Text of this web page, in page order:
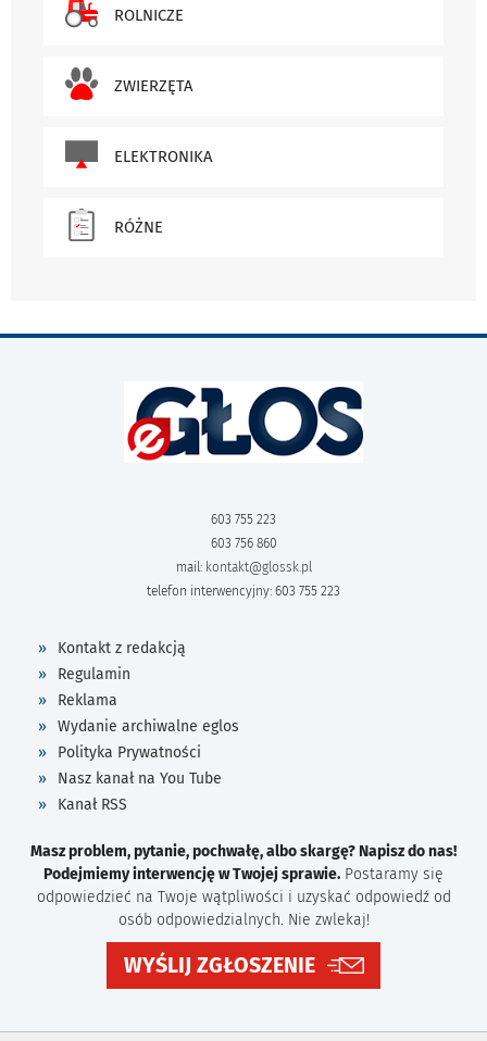
ROLNICZE
ZWIERZĘTA
ELEKTRONIKA
RÓŻNE
603 755 223
603 756 860
mail: kontakt@glossk.pl
telefon interwencyjny: 603 755 223
Kontakt z redakcją
Regulamin
Reklama
Wydanie archiwalne eglos
Polityka Prywatności
Nasz kanał na You Tube
Kanał RSS
Masz problem, pytanie, pochwałę, albo skargę? Napisz do nas!
Podejmiemy interwencję w Twojej sprawie. Postaramy się
odpowiedzieć na Twoje wątpliwości i uzyskać odpowiedź od
osób odpowiedzialnych. Nie zwlekaj!
WYŚLIJ ZGŁOSZENIE